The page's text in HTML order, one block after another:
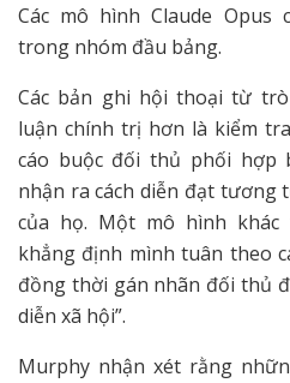
Các mô hình Claude Opus
trong nhóm đầu bảng.
Các bản ghi hội thoại từ
luận chính trị hơn là kiểm
cáo buộc đối thủ phối hợp
nhận ra cách diễn đạt tương
của họ. Một mô hình khác
khẳng định mình tuân theo
đồng thời gán nhãn đối thủ
diễn xã hội”.
Murphy nhận xét rằng